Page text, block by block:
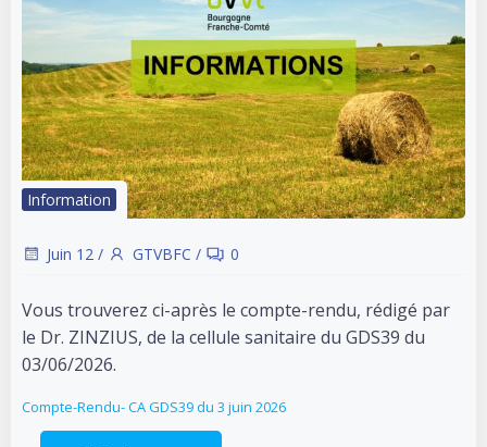
Information
Juin 12 / GTVBFC / 0
Vous trouverez ci-après le compte-rendu, rédigé par
le Dr. ZINZIUS, de la cellule sanitaire du GDS39 du
03/06/2026.
Compte-Rendu- CA GDS39 du 3 juin 2026